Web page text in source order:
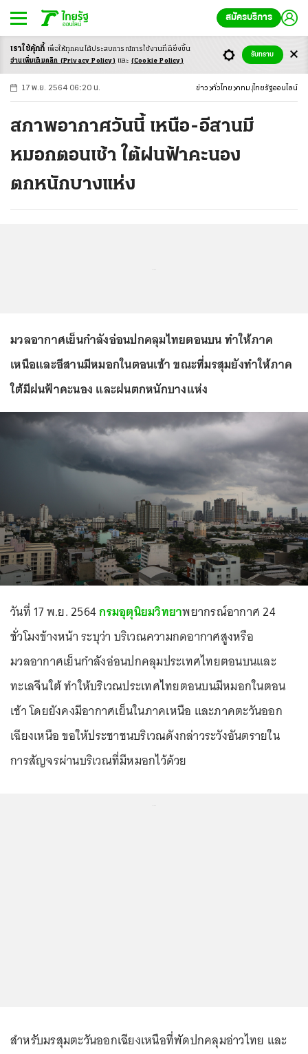
สมัครบริการ
-ก ก ก+
17 พ.ย. 2564 06:20 น. ข่าว ทั่วไทย กทม. ไทยรัฐออนไลน์
สภาพอากาศวันนี้ เหนือ-อีสานมี
หมอกตอนเช้า ใต้ฝนฟ้าคะนอง
ตกหนักบางแห่ง
มวลอากาศเย็นกำลังอ่อนปกคลุมไทยตอนบน ทำให้ภาค
เหนือและอีสานมีหมอกในตอนเช้า ขณะที่มรสุมยังทำให้ภาค
ใต้มีฝนฟ้าคะนอง และฝนตกหนักบางแห่ง
วันที่ 17 พ.ย. 2564กรมอุตุนิยมวิทยาพยากรณ์อากาศ 24
ชั่วโมงข้างหน้า ระบุว่า บริเวณความกดอากาศสูงหรือ
มวลอากาศเย็นกำลังอ่อนปกคลุมประเทศไทยตอนบนและ
ทะเลจีนใต้ ทำให้บริเวณประเทศไทยตอนบนมีหมอกในตอน
เช้า โดยยังคงมีอากาศเย็นในภาคเหนือ และภาคตะวันออก
เฉียงเหนือ ขอให้ประชาชนบริเวณดังกล่าวระวังอันตรายใน
การสัญจรผ่านบริเวณที่มีหมอกไว้ด้วย
สำหรับมรสุมตะวันออกเฉียงเหนือที่พัดปกคลุมอ่าวไทย และ
เราใช้คุ้กกี้ เพื่อให้ทุกคนได้ประสบการณ์การใช้งานที่ดียิ่งขึ้น
อ่านเพิ่มเติมคลิก (Privacy Policy) และ (Cookie Policy)
รับทราบ